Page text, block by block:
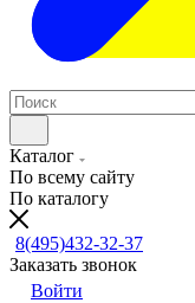
Каталог
По всему сайту
По каталогу
8(495)432-32-37
Заказать звонок
Войти